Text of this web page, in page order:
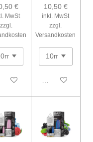
€
MwSt
zzgl.
den Warenkorb
10,50 €
inkl. MwSt
zzgl.
Versandkosten
In den